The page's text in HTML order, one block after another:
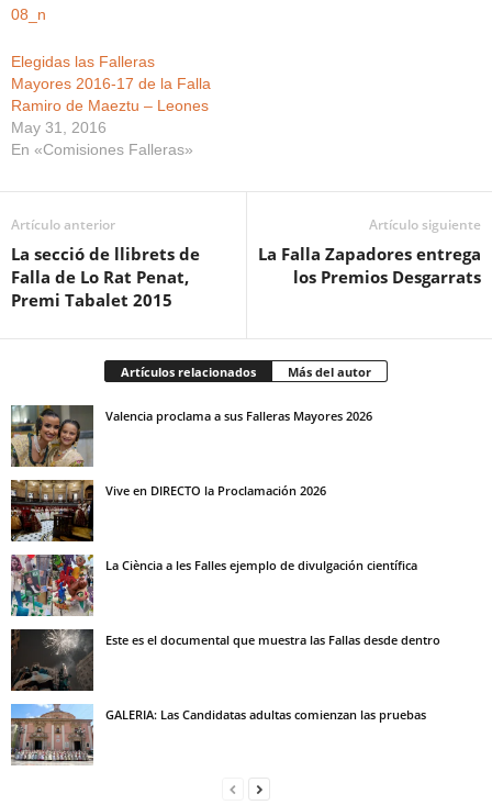
Falla Leones – Poeta Más i
Elegidas las Falleras
Mayores 2016-17 de la Falla
Ramiro de Maeztu – Leones
May 31, 2016
En «Comisiones Falleras»
Artículo anterior
La secció de llibrets de
Falla de Lo Rat Penat,
Premi Tabalet 2015
Artículo siguiente
La Falla Zapadores entrega
los Premios Desgarrats
Artículos relacionados Más del autor
Valencia proclama a sus Falleras Mayores 2026
Vive en DIRECTO la Proclamación 2026
La Ciència a les Falles ejemplo de divulgación científica
Este es el documental que muestra las Fallas desde dentro
GALERIA: Las Candidatas adultas comienzan las pruebas